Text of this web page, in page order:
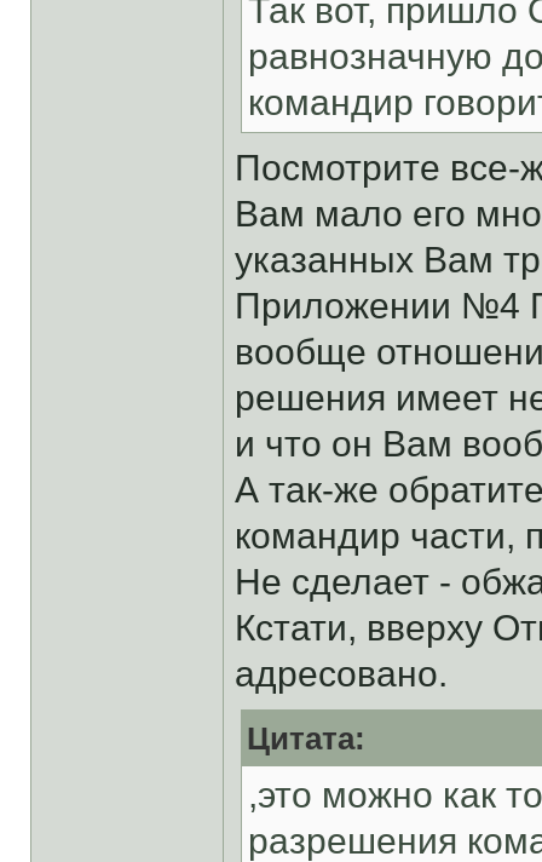
Так вот, пришло
равнозначную
командир
Посмотрите все-
Вам мало его
указанных Вам
Приложении №4
вообще
решения имеет
и что он Вам
А так-же
командир части,
Не сделает -
Кстати, вверху
адресовано.
Цитата:
,это можно как
разрешения